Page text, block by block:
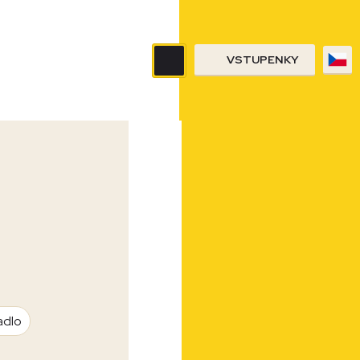
VSTUPENKY